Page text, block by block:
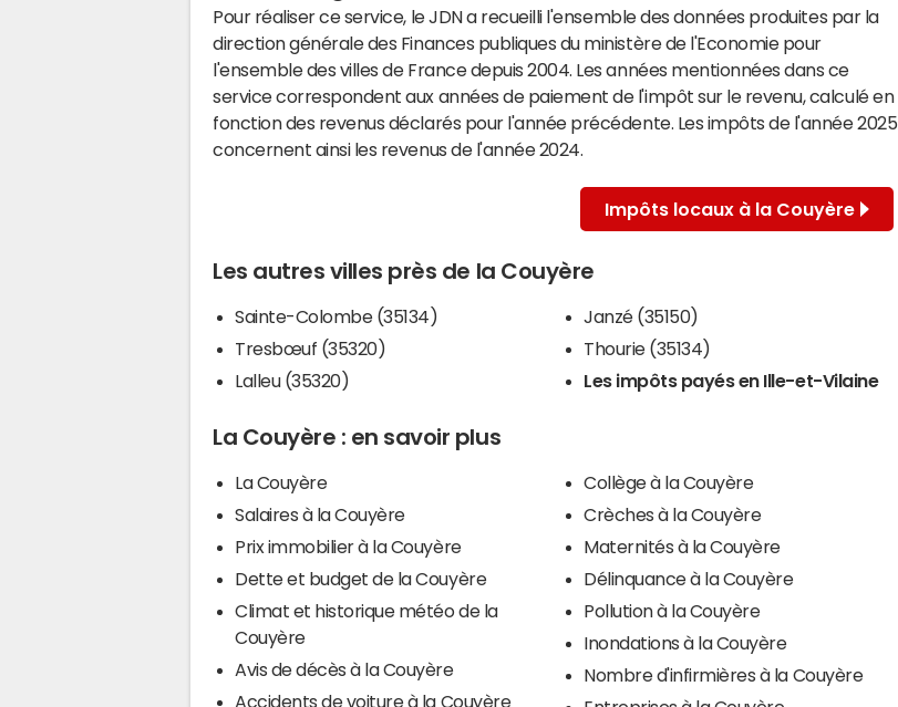
Pour réaliser ce service, le JDN a recueilli l'ensemble des données produites par la
direction générale des Finances publiques du ministère de l'Economie pour
l'ensemble des villes de France depuis 2004. Les années mentionnées dans ce
service correspondent aux années de paiement de l'impôt sur le revenu, calculé en
fonction des revenus déclarés pour l'année précédente. Les impôts de l'année 2025
concernent ainsi les revenus de l'année 2024.
Impôts locaux à la Couyère
Les autres villes près de la Couyère
Sainte-Colombe (35134)
Tresbœuf (35320)
Lalleu (35320)
Janzé (35150)
Thourie (35134)
Les impôts payés en Ille-et-Vilaine
La Couyère : en savoir plus
La Couyère
Salaires à la Couyère
Prix immobilier à la Couyère
Dette et budget de la Couyère
Climat et historique météo de la
Couyère
Avis de décès à la Couyère
Accidents de voiture à la Couyère
Collège à la Couyère
Crèches à la Couyère
Maternités à la Couyère
Délinquance à la Couyère
Pollution à la Couyère
Inondations à la Couyère
Nombre d'infirmières à la Couyère